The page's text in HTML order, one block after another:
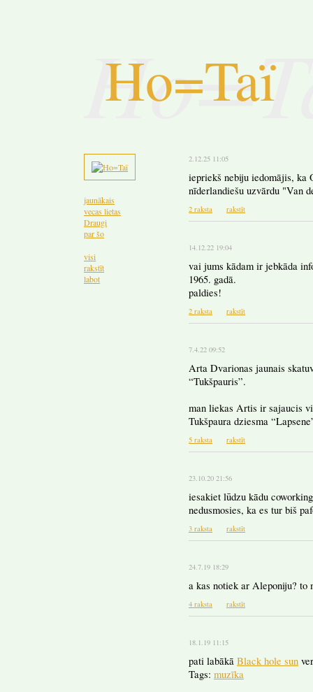
Ho=Taï
jaunākais
vecas lietas
Draugi
par šo
visi
rakstīt
labot
2.12.25 11:05
iepriekš nebiju iedomājis, ka
nīderlandiešu uzvārdu "Van
2 raksta rakstīt
14.12.22 19:04
vai jums kādam ir jebkāda
1965. gadā.
paldies!
2 raksta rakstīt
7.4.22 09:52
Arta Dvarionas jaunais
“Tukšpauris”.
man liekas Artis ir sajaucis
Tukšpaura dziesma
5 raksta rakstīt
23.10.20 21:56
iesakiet lūdzu kādu
nedusmosies, ka es tur biš
3 raksta rakstīt
24.7.19 18:29
a kas notiek ar Aleponiju? to
4 raksta rakstīt
18.1.19 11:15
pati labākā Black hole sun
Tags: muzīka